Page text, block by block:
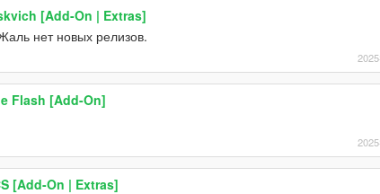
[Add-On | Extras]
нет новых релизов.
Flash [Add-On]
[Add-On | Extras]